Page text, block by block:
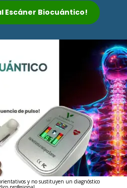
Escáner Biocuántico!
y no sustituyen un diagnóstico